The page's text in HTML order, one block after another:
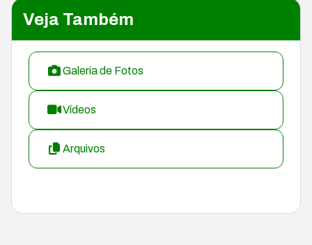
Veja Também
Galeria de Fotos
Vídeos
Arquivos